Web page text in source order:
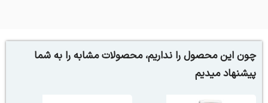
چون این محصول را نداریم، محصولات مشابه را به شما
پیشنهاد میدیم